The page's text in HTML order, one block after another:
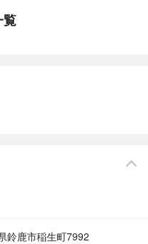
覧
鈴鹿市稲生町7992